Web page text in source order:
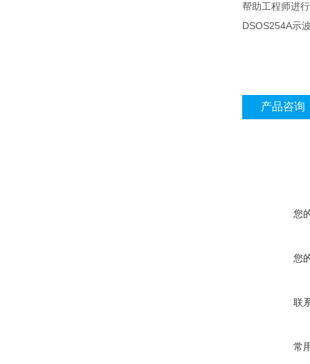
帮助工程师进
DSOS254A示
产品咨询
您
您
联
常